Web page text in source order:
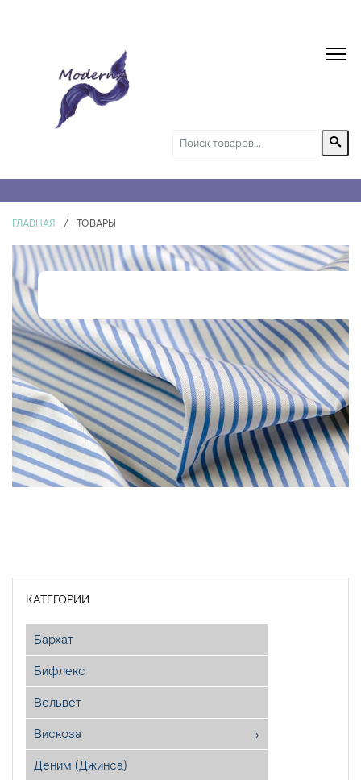
ГЛАВНАЯ / ТОВАРЫ
КАТЕГОРИИ
Бархат
Бифлекс
Вельвет
Вискоза
Деним (Джинса)